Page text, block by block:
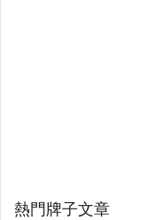
熱門牌子文章